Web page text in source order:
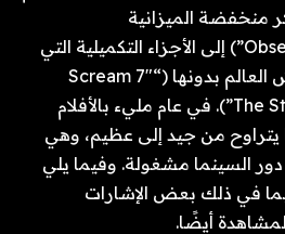
منخفضة الميزانية
(“Backrooms” و”Obsession”) إلى الأجزاء التكميلية التي
كان من الممكن أن يعيش العالم بدونها (“Scream 7″
و”The Strangers – Chapter 3”). في عام مليء بالأفلام
يتراوح من جيد إلى عظيم، وهي
السينما مشغولة. وفيما يلي
بما في ذلك بعض الإشارات
أيضًا.